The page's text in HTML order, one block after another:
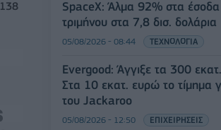
SpaceX: Άλμα 92% στα
τριμήνου στα 7,8 δισ. δολάρια
05/08/2026 - 08:44 ΤΕΧΝΟΛΟΓΙΑ
Evergood: Άγγιξε τα 300
Στα 10 εκατ. ευρώ το τίμημα
του Jackaroo
05/08/2026 - 12:50 ΕΠΙΧΕΙΡΗΣΕΙΣ